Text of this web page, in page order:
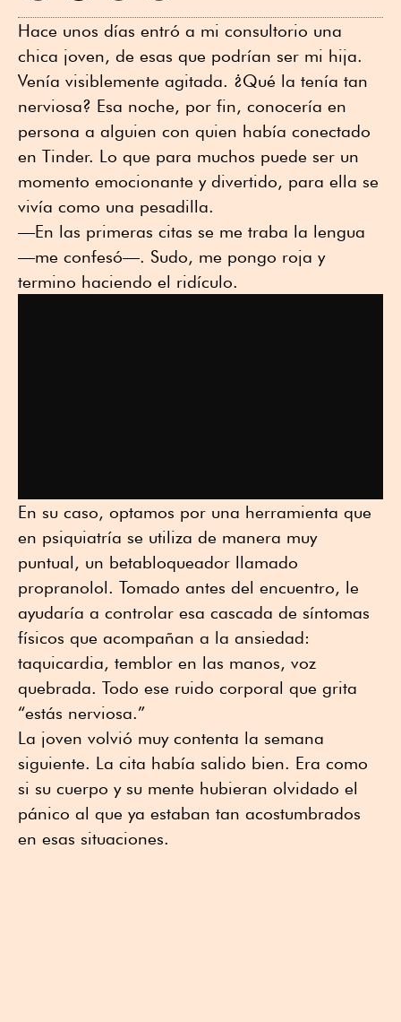
Hace unos días entró a mi consultorio una
chica joven, de esas que podrían ser mi hija.
Venía visiblemente agitada. ¿Qué la tenía tan
nerviosa? Esa noche, por fin, conocería en
persona a alguien con quien había conectado
en Tinder. Lo que para muchos puede ser un
momento emocionante y divertido, para ella se
vivía como una pesadilla.
—En las primeras citas se me traba la lengua
—me confesó—. Sudo, me pongo roja y
termino haciendo el ridículo.
En su caso, optamos por una herramienta que
en psiquiatría se utiliza de manera muy
puntual, un betabloqueador llamado
propranolol. Tomado antes del encuentro, le
ayudaría a controlar esa cascada de síntomas
físicos que acompañan a la ansiedad:
taquicardia, temblor en las manos, voz
quebrada. Todo ese ruido corporal que grita
“estás nerviosa.”
La joven volvió muy contenta la semana
siguiente. La cita había salido bien. Era como
si su cuerpo y su mente hubieran olvidado el
pánico al que ya estaban tan acostumbrados
en esas situaciones.